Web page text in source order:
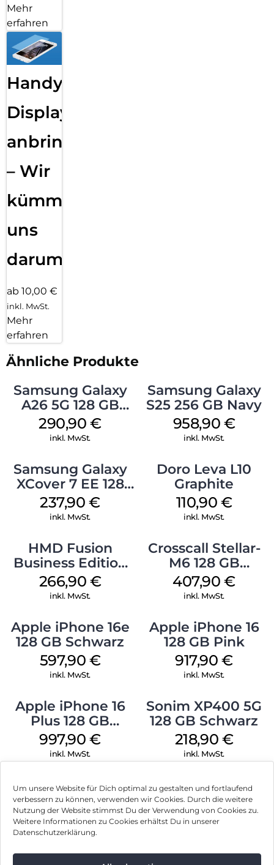
Um unsere Website für Dich optimal zu gestalten und fortlaufend
verbessern zu können, verwenden wir Cookies. Durch die weitere
Nutzung der Website stimmst Du der Verwendung von Cookies zu.
Weitere Informationen zu Cookies erhältst Du in unserer
Datenschutzerklärung.
Mehr
erfahren
Handy
Displayfolie
anbringen
– Wir
kümmern
uns
darum!
ab 10,00 €
inkl. MwSt.
Mehr
erfahren
Ähnliche Produkte
Samsung Galaxy
A26 5G 128 GB
White
290,90€
inkl. MwSt.
Samsung Galaxy
S25 256 GB Navy
958,90 €
inkl. MwSt.
Samsung Galaxy
XCover 7 EE 128
GB Black
237,90€
inkl. MwSt.
Doro Leva L10
Graphite
110,90 €
inkl. MwSt.
HMD Fusion
Business Edition
256 GB Grey
266,90 €
inkl. MwSt.
Crosscall Stellar-
M6 128 GB
Schwarz
407,90€
inkl. MwSt.
Apple iPhone 16e
128 GB Schwarz
597,90 €
inkl. MwSt.
Apple iPhone 16
128 GB Pink
917,90€
inkl. MwSt.
Apple iPhone 16
Plus 128 GB
Schwarz
997,90€
inkl. MwSt.
Sonim XP400 5G
128 GB Schwarz
218,90 €
inkl. MwSt.
Impressum